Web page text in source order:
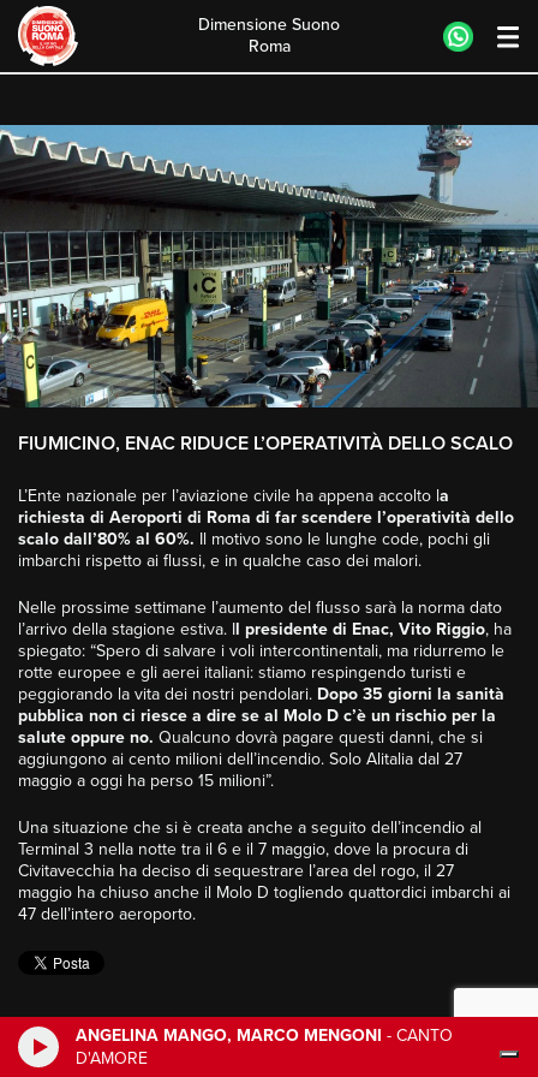
ANGELINA MANGO, MARCO MENGONI - CANTO
D'AMORE
content
Dimensione Suono
Roma
FIUMICINO, ENAC RIDUCE L’OPERATIVITÀ DELLO SCALO
L’Ente nazionale per l’aviazione civile ha appena accolto la
richiesta di Aeroporti di Roma di far scendere l’operatività dello
scalo dall’80% al 60%. Il motivo sono le lunghe code, pochi gli
imbarchi rispetto ai flussi, e in qualche caso dei malori.
Nelle prossime settimane l’aumento del flusso sarà la norma dato
l’arrivo della stagione estiva. Il presidente di Enac, Vito Riggio, ha
spiegato: “Spero di salvare i voli intercontinentali, ma ridurremo le
rotte europee e gli aerei italiani: stiamo respingendo turisti e
peggiorando la vita dei nostri pendolari. Dopo 35 giorni la sanità
pubblica non ci riesce a dire se al Molo D c’è un rischio per la
salute oppure no. Qualcuno dovrà pagare questi danni, che si
aggiungono ai cento milioni dell’incendio. Solo Alitalia dal 27
maggio a oggi ha perso 15 milioni”.
Una situazione che si è creata anche a seguito dell’incendio al
Terminal 3 nella notte tra il 6 e il 7 maggio, dove la procura di
Civitavecchia ha deciso di sequestrare l’area del rogo, il 27
maggio ha chiuso anche il Molo D togliendo quattordici imbarchi ai
47 dell’intero aeroporto.